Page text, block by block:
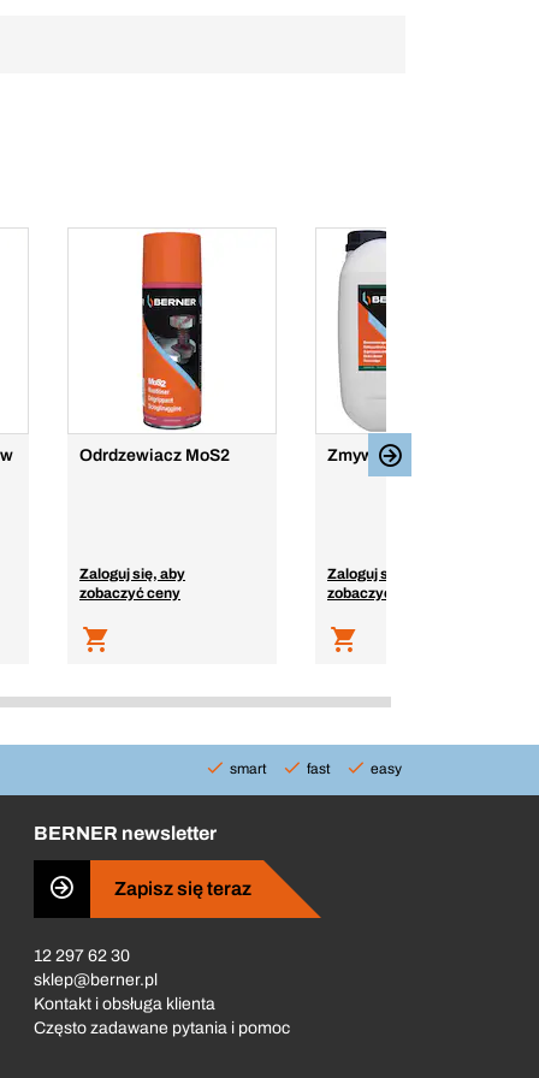
Odrdzewiacz MoS2
Zaloguj się, aby
zobaczyć ceny
Zmywacz do hamulców
Zaloguj się, aby
zobaczyć ceny
smart fast easy
BERNER newsletter
Zapisz się teraz
12 297 62 30
sklep@berner.pl
Kontakt i obsługa klienta
Często zadawane pytania i pomoc